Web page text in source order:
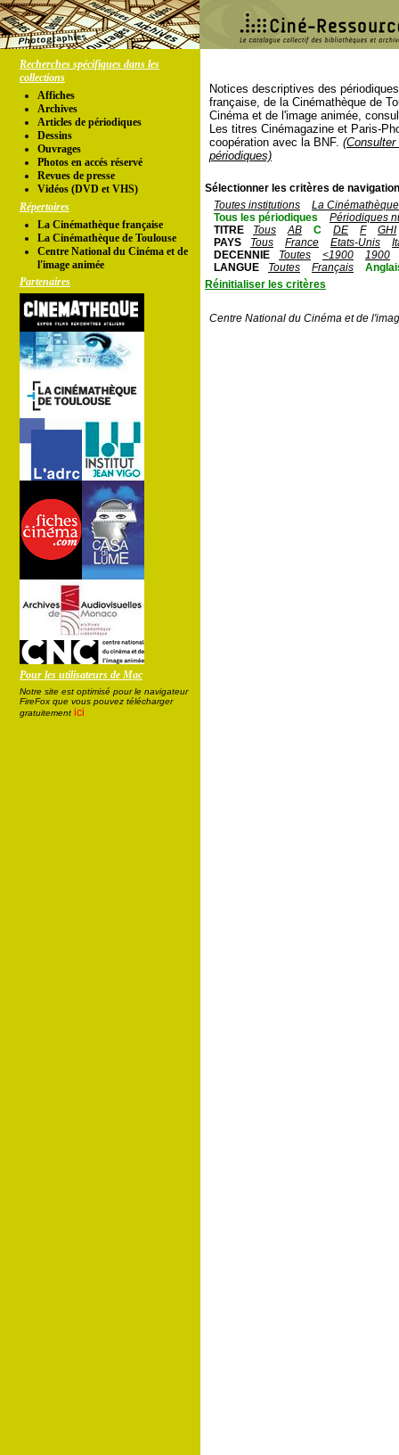
Recherches spécifiques dans les
collections
Affiches
Archives
Articles de périodiques
Dessins
Ouvrages
Photos en accés réservé
Revues de presse
Vidéos (DVD et VHS)
Répertoires
La Cinémathèque française
La Cinémathèque de Toulouse
Centre National du Cinéma et de
l'image animée
Partenaires
Pour les utilisateurs de Mac
Notre site est optimisé pour le navigateur
FireFox que vous pouvez télécharger
gratuitement ici
Notices descriptives des
française, de la Cinémathèque de
Cinéma et de l'image animée,
Les titres Cinémagazine et Paris-
coopération avec la BNF.
périodiques)
Sélectionner les critères de
Toutes institutions
La
Tous les périodiques
Périodiques
TITRE
Tous AB C DE F
GHI
PAYS
Tous France Etats-Unis
DECENNIE
Toutes <1900
1900
LANGUE
Toutes Français
Réinitialiser les critères
Centre National du Cinéma et de